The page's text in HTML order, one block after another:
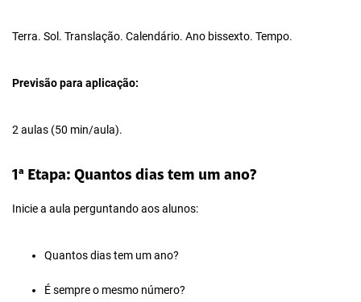
Terra. Sol. Translação. Calendário. Ano bissexto. Tempo.
Previsão para aplicação:
2 aulas (50 min/aula).
1ª Etapa: Quantos dias tem um ano?
Inicie a aula perguntando aos alunos:
Quantos dias tem um ano?
É sempre o mesmo número?